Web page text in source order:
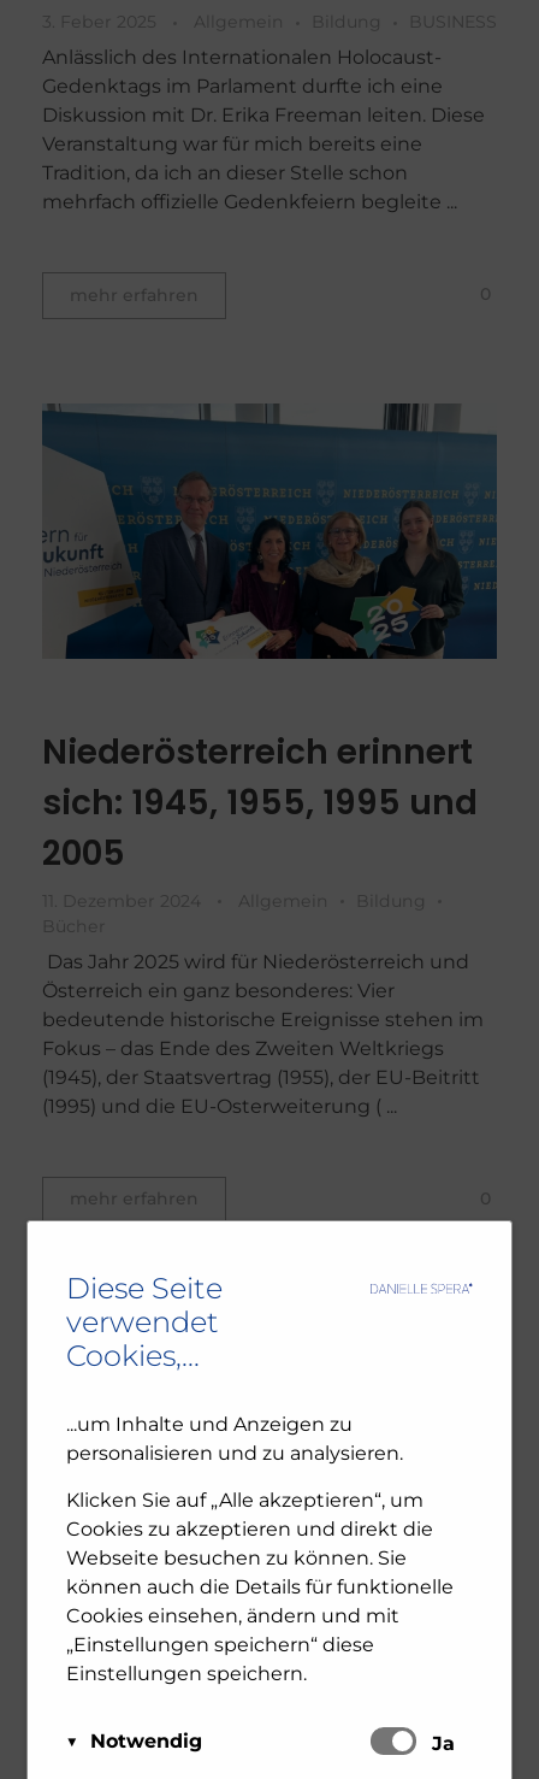
3. Feber 2025 Allgemein Bildung BUSINESS
Anlässlich des Internationalen Holocaust-
Gedenktags im Parlament durfte ich eine
Diskussion mit Dr. Erika Freeman leiten. Diese
Veranstaltung war für mich bereits eine
Tradition, da ich an dieser Stelle schon
mehrfach offizielle Gedenkfeiern begleite ...
mehr erfahren 0
Niederösterreich erinnert
sich: 1945, 1955, 1995 und
2005
11. Dezember 2024 Allgemein
Bildung
Bücher
Das Jahr 2025 wird für Niederösterreich und
Österreich ein ganz besonderes: Vier
bedeutende historische Ereignisse stehen im
Fokus – das Ende des Zweiten Weltkriegs
(1945), der Staatsvertrag (1955), der EU-Beitritt
(1995) und die EU-Osterweiterung ( ...
mehr erfahren 0
Bestellink: Stammgäste –
Semmering – Amalthea
Diese Seite
verwendet
Cookies,...
...um Inhalte und Anzeigen zu
personalisieren und zu analysieren.
Klicken Sie auf „Alle akzeptieren“, um
Cookies zu akzeptieren und direkt die
Webseite besuchen zu können. Sie
können auch die Details für funktionelle
Cookies einsehen, ändern und mit
„Einstellungen speichern“ diese
Einstellungen speichern.
Notwendig Schalten
Ja